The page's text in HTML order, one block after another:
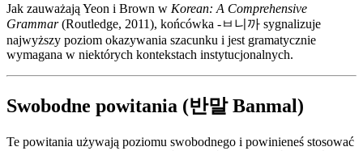
Jak zauważają Yeon i Brown w Korean: A Comprehensive
Grammar(Routledge, 2011), końcówka -ㅂ니까 sygnalizuje
najwyższy poziom okazywania szacunku i jest gramatycznie
wymagana w niektórych kontekstach instytucjonalnych.
Swobodne powitania (반말 Banmal)
Te powitania używają poziomu swobodnego i powinieneś stosować